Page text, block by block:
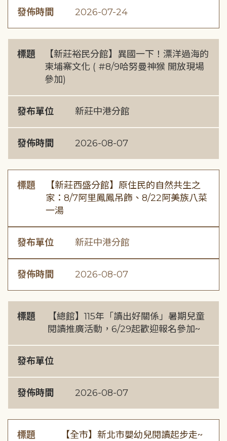
發佈時間 2026-07-24
標題
【新莊裕民分館】異國一下！漂洋過海的
柬埔寨文化 ( #8/9哈努曼神猴 開放現場
參加)
發布單位 新莊中港分館
發佈時間 2026-08-07
標題
【新莊西盛分館】原住民的自然共生之
家：8/7阿里鳳鳳吊飾、8/22阿美族八菜
一湯
發布單位 新莊中港分館
發佈時間 2026-08-07
標題
【總館】115年「讀出好關係」暑期兒童
閱讀推廣活動，6/29起歡迎報名參加~
發布單位
發佈時間 2026-08-07
標題
【全市】新北市嬰幼兒閱讀起步走~